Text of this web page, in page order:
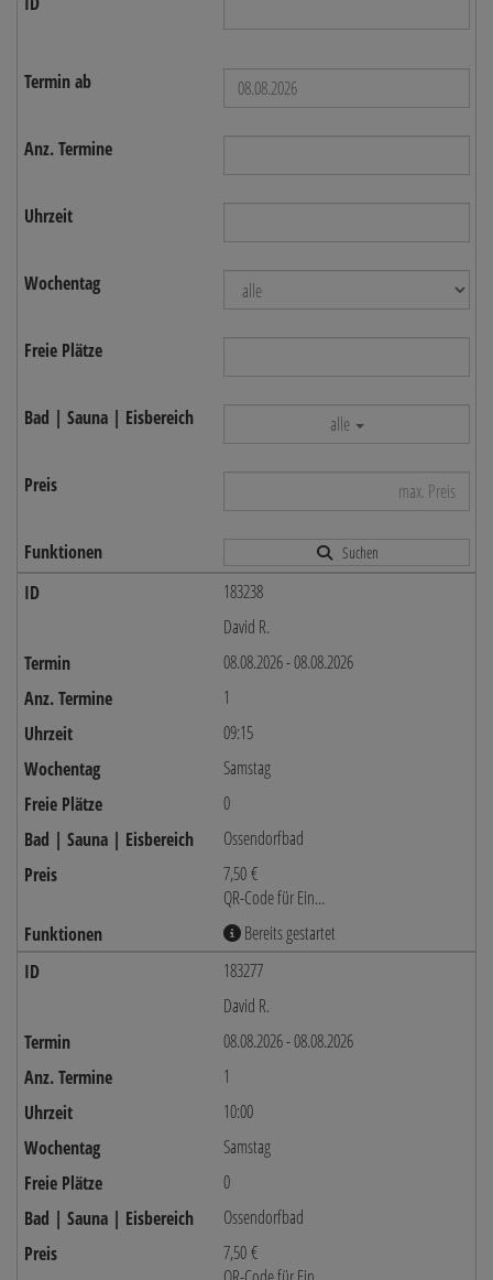
alle
Suchen
183238
David R.
08.08.2026 - 08.08.2026
1
09:15
Samstag
0
Ossendorfbad
7,50 €
QR-Code für Ein...
Bereits gestartet
183277
David R.
08.08.2026 - 08.08.2026
1
10:00
Samstag
0
Ossendorfbad
7,50 €